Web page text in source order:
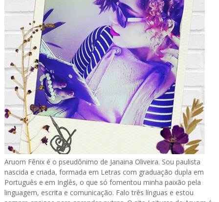
Aruom Fênix é o pseudônimo de Janaina Oliveira. Sou paulista
nascida e criada, formada em Letras com graduação dupla em
Português e em Inglês, o que só fomentou minha paixão pela
linguagem, escrita e comunicação. Falo três línguas e estou